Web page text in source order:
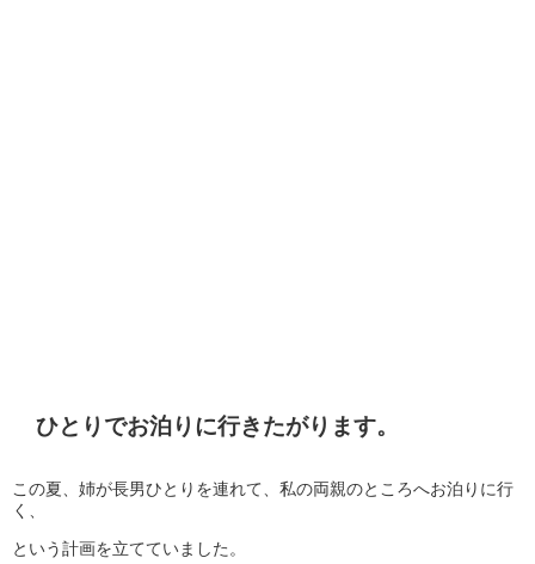
ひとりでお泊りに行きたがります。
この夏、姉が長男ひとりを連れて、私の両親のところへお泊りに行
く、
という計画を立てていました。